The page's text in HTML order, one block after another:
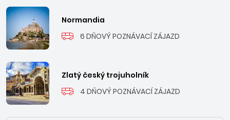
Normandia
6 DŇOVÝ POZNÁVACÍ ZÁJAZD
Zlatý český trojuholník
4 DŇOVÝ POZNÁVACÍ ZÁJAZD